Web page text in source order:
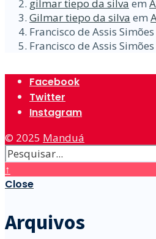
gilmar tiepo da silva em
Gilmar tiepo da silva em
Francisco de Assis
Francisco de Assis
Facebook
Twitter
Instagram
© 2025 Manduá
↑
Close
Arquivos